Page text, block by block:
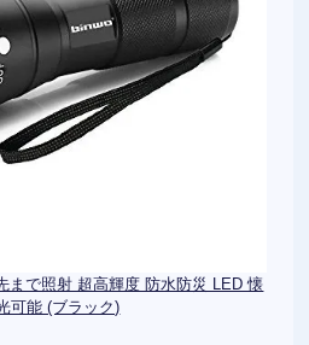
まで照射 超高輝度 防水防災 LED 懐
可能 (ブラック)